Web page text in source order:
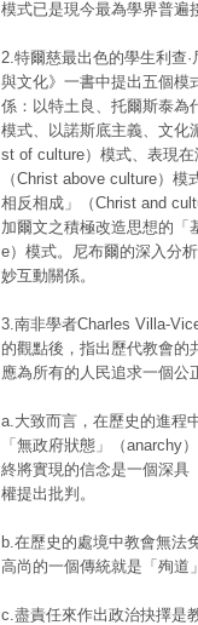
模式已是現今最為學界普遍
2.特爾慈最出色的學生利查
與文化》一書中提出五個模
係：以特土良、托爾斯泰為
模式、以諾斯底主義、文化
st of culture）模式、表現
（Christ above culture）
相反相成」（Christ and
加爾文之積極改造思想的
e）模式。尼布爾的深入分
妙互動關係。
3.南非學者Charles Villa-
的觀點後，指出歷代教會的
應為所有的人民追求一個公
a.大致而言，在歷史的進程
「無政府狀態」（anarchy
終將實現的信念是一個深具
權提出批判。
b.在歷史的處境中教會無法
高尚的一個傳統就是「殉道
c.盡責任來作出政治抉擇是